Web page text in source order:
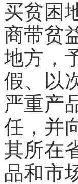
买贫困
商带贫
地方，
假、以
严重产
任，并
其所在
品和市